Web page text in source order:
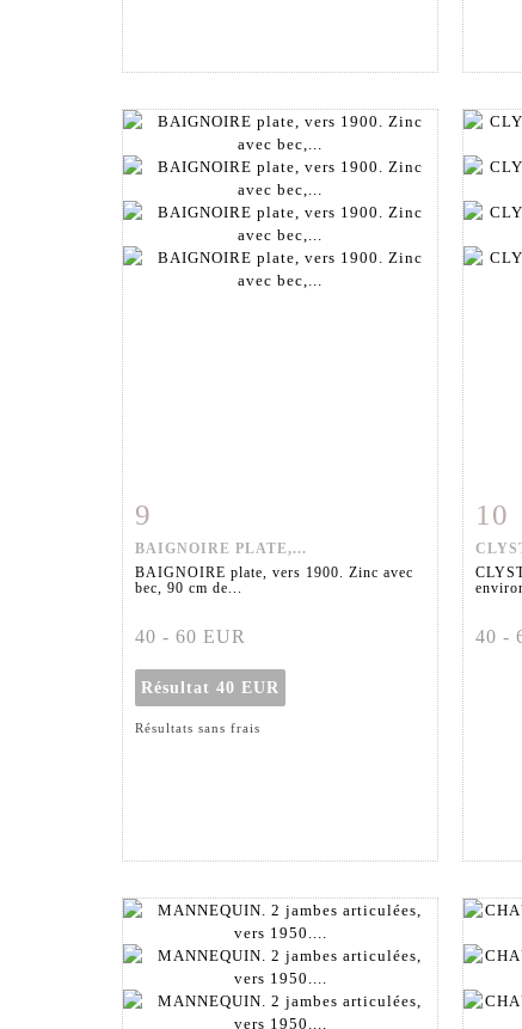
9
BAIGNOIRE PLATE,...
BAIGNOIRE plate, vers 1900. Zinc avec
bec, 90 cm de...
40 - 60 EUR
Résultat 40 EUR
Résultats sans frais
10
40 -